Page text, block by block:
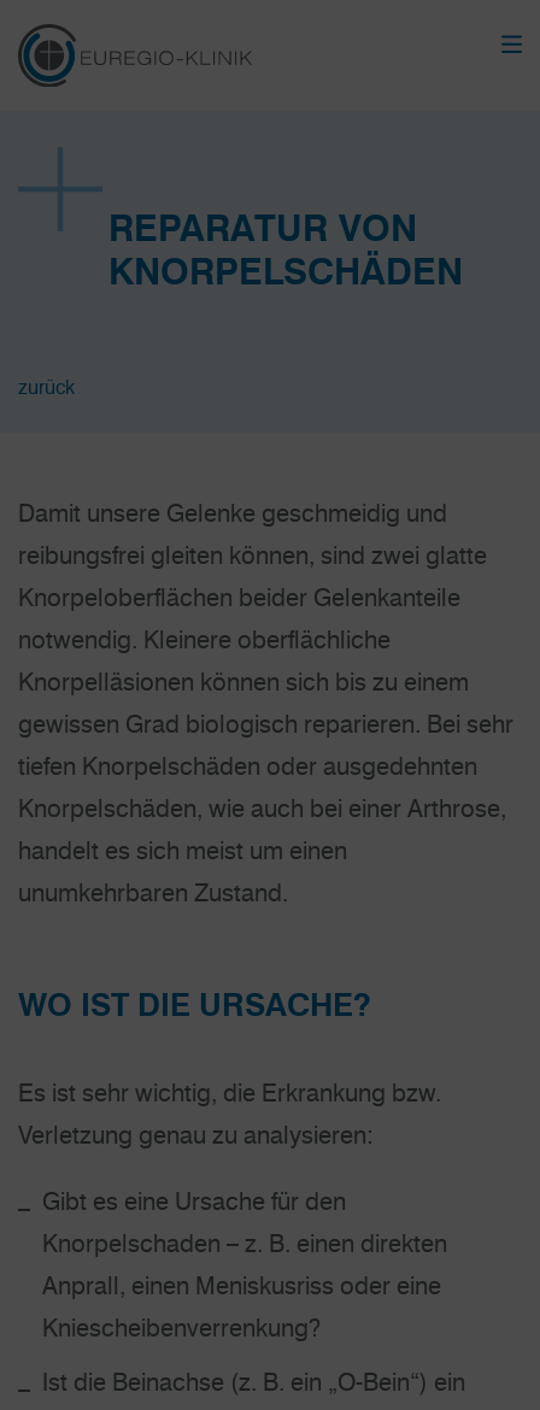
REPARATUR VON
KNORPELSCHÄDEN
zurück
Damit unsere Gelenke geschmeidig und
reibungsfrei gleiten können, sind zwei glatte
Knorpeloberflächen beider Gelenkanteile
notwendig. Kleinere oberflächliche
Knorpelläsionen können sich bis zu einem
gewissen Grad biologisch reparieren. Bei sehr
tiefen Knorpelschäden oder ausgedehnten
Knorpelschäden, wie auch bei einer Arthrose,
handelt es sich meist um einen
unumkehrbaren Zustand.
WO IST DIE URSACHE?
Es ist sehr wichtig, die Erkrankung bzw.
Verletzung genau zu analysieren:
Gibt es eine Ursache für den
Knorpelschaden – z. B. einen direkten
Anprall, einen Meniskusriss oder eine
Kniescheibenverrenkung?
Ist die Beinachse (z. B. ein „O-Bein“) ein